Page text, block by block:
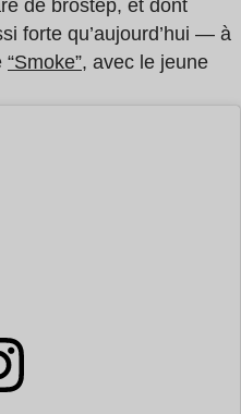
de brostep, et dont
forte qu’aujourd’hui — à
“Smoke”, avec le jeune